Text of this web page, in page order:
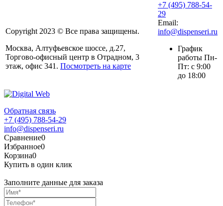
Copyright 2023 © Все права защищены.
Москва, Алтуфьевское шоссе, д.27,
Торгово-офисный центр в Отрадном, 3
этаж, офис 341. Посмотреть на карте
+7 (495) 788-54-
29
Email:
info@dispenseri.ru
График
работы Пн-
Пт: с 9:00
до 18:00
Обратная связь
+7 (495) 788-54-29
info@dispenseri.ru
Сравнение0
Избранное0
Корзина0
Купить в один клик
Заполните данные для заказа